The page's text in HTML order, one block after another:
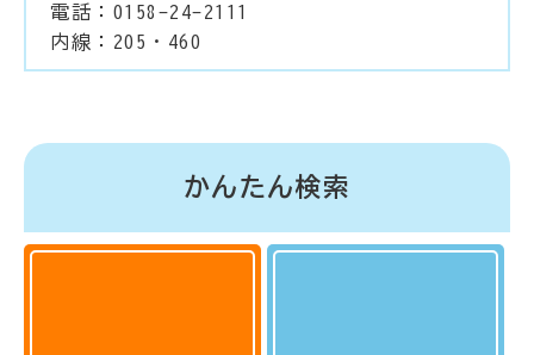
電話：0158-24-2111
内線：205・460
かんたん検索